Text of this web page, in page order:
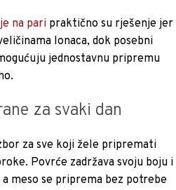
na pari praktično su rješenje jer
lonaca, dok posebni
jednostavnu pripremu
za svaki dan
za sve koji žele pripremati
Povrće zadržava svoju boju i
meso se priprema bez potrebe